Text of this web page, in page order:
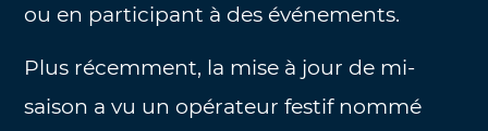
ou en participant à des événements.
Plus récemment, la mise à jour de mi-
saison a vu un opérateur festif nommé